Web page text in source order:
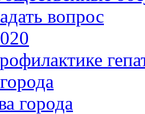
вопрос
города